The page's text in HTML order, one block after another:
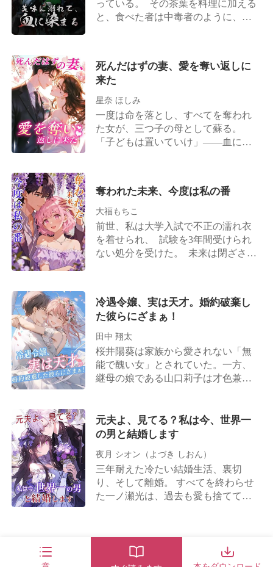
小林美咲は知ることになる。自分の
このヒモ旦那が、実は伝説の、あの
てとっくの昔から良からぬことを企
んでいたことにも……
のまま命を落とした私は、魂となっ
もはや鬼のごとき存在となってい
た。 ――だが天は見捨てていなかっ
産の受取人」を指定する運命の日
に、再び目を覚ましたのだ。 思わ
ず、笑みがこぼれた。 この人生、あ
の一家を破滅させることができなけ
っている。 その茶葉を料理に加える
と、食べた者は中毒者のように、そ
の元を訪れる。 だが私だけは知って
いる。その茶葉が、中毒者たちの鮮
血を吸って育つという真実を。
死んだはずの妻、愛を奪い返しに
来た
星奈 ほしみ
一度は命を落とし、すべてを奪われ
た女が、三つ子の母として蘇る。
「子どもは置いていけ」――血に濡
その日、男は三人の幼い子どもを連
れて、式場に現れた。 死んだ女の魂
が叫ぶ。「今度こそ、あなたを壊
す」―― 愛と憎しみが交錯する、壮
絶なリベンジ・ロマンス。
奪われた未来、今度は私の番
大福もちこ
前世、私は大学入試で不正の濡れ衣
を着せられ、 試験を3年間受けられ
ない処分を受けた。 未来は閉ざさ
て、 第一線の女優にまで登りつめ
た。 私はといえば、工場でネジを締
める日々。 ある日、仕事帰りに強盗
に遭い、遺体は誰にも引き取られ
ず、無残に放置された。 ――そして
私は生まれ変わった。今世では、姉
て逮捕させた。
冷遇令嬢、実は天才。婚約破棄し
た彼らにざまぁ！
田中 翔太
桜井陽葵は家族から愛されない「無
能で醜い女」とされていた。一方、
継母の娘である山口莉子は才色兼備
を極めていた。 人々は皆、強い者に
媚びへつらい、弱い者を踏みつけ
陽葵、あなたは永遠に犬のように私
の足元に踏みつけられるのよ！」と
高らかに言い放った。 しかし、結婚
式当日。人々が目にしたのは、豪華
に山口莉子は笑いものにされる。 街
中が唖然とした。なぜ!? 誰もが信じ
元夫よ、見てる？私は今、世界一
の男と結婚します
夜月 シオン（よづき しおん）
三年耐えた冷たい結婚生活、裏切
り、そして離婚。 すべてを終わらせ
た一ノ瀬光は、過去も愛も捨てて、
ー、そして…高嶺の“皇女”。 世間が
その名を驚きで語る頃、彼女は新た
な人生の扉を開く。 結婚式の日、巨